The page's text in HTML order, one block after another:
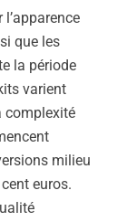
que les
la période
varient
complexité
milieu
euros.